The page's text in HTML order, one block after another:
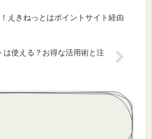
えきねっとはポイントサイト経由
使える？お得な活用術と注